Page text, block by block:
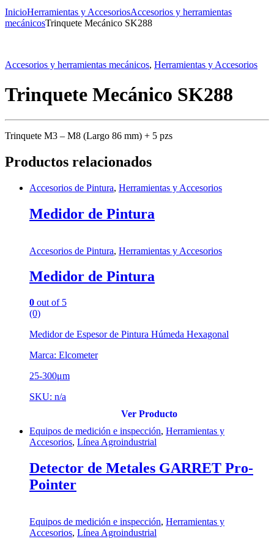
InicioHerramientas y AccesoriosAccesorios y herramientas
mecánicosTrinquete Mecánico SK288
Accesorios y herramientas mecánicos, Herramientas y Accesorios
Trinquete Mecánico SK288
Trinquete M3 – M8 (Largo 86 mm) + 5 pzs
Productos relacionados
Accesorios de Pintura, Herramientas y Accesorios
Medidor de Pintura
Accesorios de Pintura, Herramientas y Accesorios
Medidor de Pintura
0 out of 5
(0)
Medidor de Espesor de Pintura Húmeda Hexagonal
Marca: Elcometer
25-300μm
SKU: n/a
Ver Producto
Equipos de medición e inspección, Herramientas y
Accesorios, Línea Agroindustrial
Detector de Metales GARRET Pro-
Pointer
Equipos de medición e inspección, Herramientas y
Accesorios, Línea Agroindustrial